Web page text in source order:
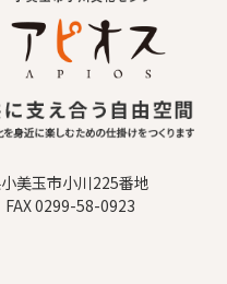
美玉市小川225番地
0299-58-0923